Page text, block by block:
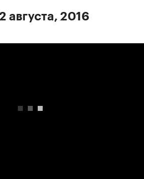
августа, 2016